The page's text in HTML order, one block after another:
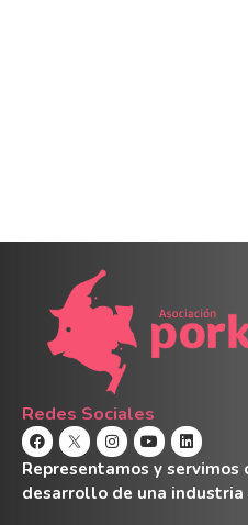
Redes Sociales
Representamos y servimos
desarrollo de una